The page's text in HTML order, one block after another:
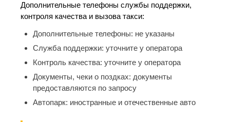
Дополнительные телефоны службы поддержки,
контроля качества и вызова такси:
Дополнительные телефоны: не указаны
Служба поддержки: уточните у оператора
Контроль качества: уточните у оператора
Документы, чеки о поздках: документы
предоставляются по запросу
Автопарк: иностранные и отечественные авто